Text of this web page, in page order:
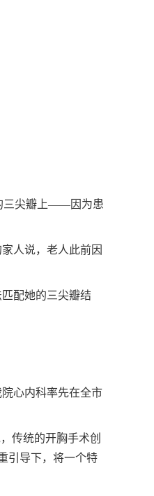
三尖瓣上——因为患
人说，老人此前因
配她的三尖瓣结
心内科率先在全市
传统的开胸手术创
引导下，将一个特